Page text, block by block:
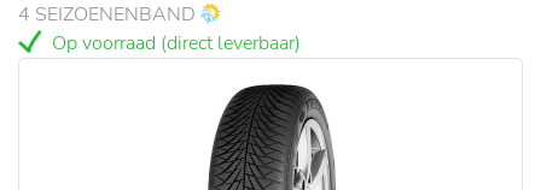
4 SEIZOENENBAND
Op voorraad (direct leverbaar)